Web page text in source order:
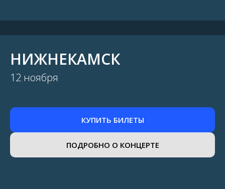
НИЖНЕКАМСК
12 ноября
КУПИТЬ БИЛЕТЫ
ПОДРОБНО О КОНЦЕРТЕ